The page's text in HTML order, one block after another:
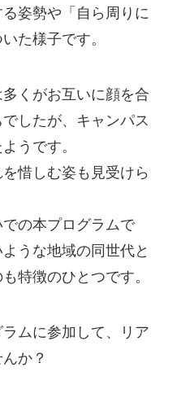
る姿勢や「自ら周りに
た様子です。
くがお互いに顔を合
したが、キャンパス
うです。
惜しむ姿も見受けら
の本プログラムで
うな地域の同世代と
特徴のひとつです。
ムに参加して、リア
か？